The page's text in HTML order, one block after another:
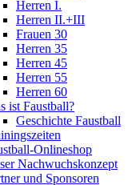
Herren I.
Herren II.+III
Frauen 30
Herren 35
Herren 45
Herren 55
Herren 60
ist Faustball?
Geschichte Faustball
Onlineshop
Nachwuchskonzept
und Sponsoren